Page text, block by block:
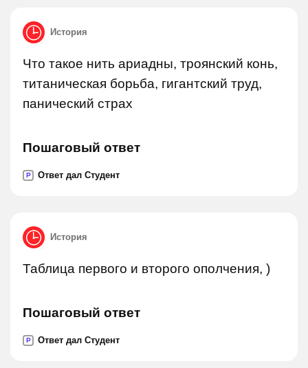
История
Что такое нить ариадны, троянский конь,
титаническая борьба, гигантский труд,
панический страх
Пошаговый ответ
P Ответ дал Студент
История
Таблица первого и второго ополчения, )
Пошаговый ответ
P Ответ дал Студент